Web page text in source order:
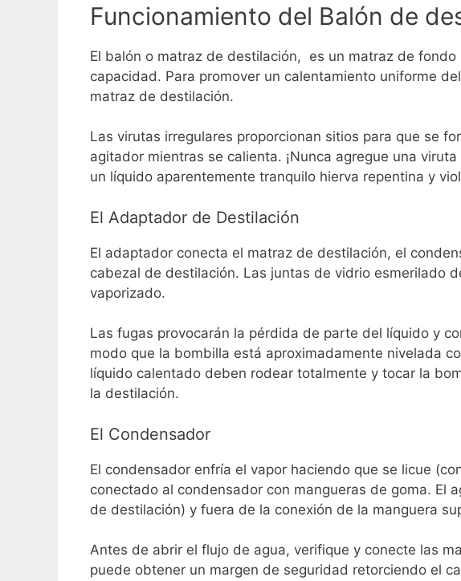
Funcionamiento del Balón de
El balón o matraz de destilación, es un matraz de fondo
capacidad. Para promover un calentamiento uniforme
matraz de destilación.
Las virutas irregulares proporcionan sitios para que se
agitador mientras se calienta. ¡Nunca agregue una
un líquido aparentemente tranquilo hierva repentina y
El Adaptador de Destilación
El adaptador conecta el matraz de destilación, el
cabezal de destilación. Las juntas de vidrio esmerilado
vaporizado.
Las fugas provocarán la pérdida de parte del líquido y
modo que la bombilla está aproximadamente nivelada
líquido calentado deben rodear totalmente y tocar la
la destilación.
El Condensador
El condensador enfría el vapor haciendo que se licue
conectado al condensador con mangueras de goma. El
de destilación) y fuera de la conexión de la manguera
Antes de abrir el flujo de agua, verifique y conecte las
puede obtener un margen de seguridad retorciendo el